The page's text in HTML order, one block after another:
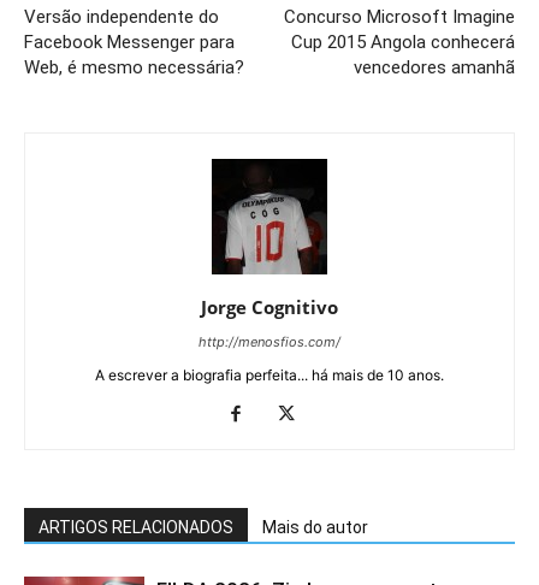
Versão independente do
Facebook Messenger para
Web, é mesmo necessária?
Concurso Microsoft Imagine
Cup 2015 Angola conhecerá
vencedores amanhã
Jorge Cognitivo
http://menosfios.com/
A escrever a biografia perfeita... há mais de 10 anos.
ARTIGOS RELACIONADOS Mais do autor